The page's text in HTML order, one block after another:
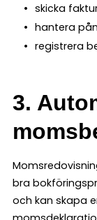
skicka
hantera
registrera
3.
bra
och kan skapa